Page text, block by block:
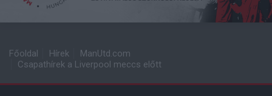
Főoldal Hírek
ManUtd.com
Csapathírek a Liverpool meccs előtt